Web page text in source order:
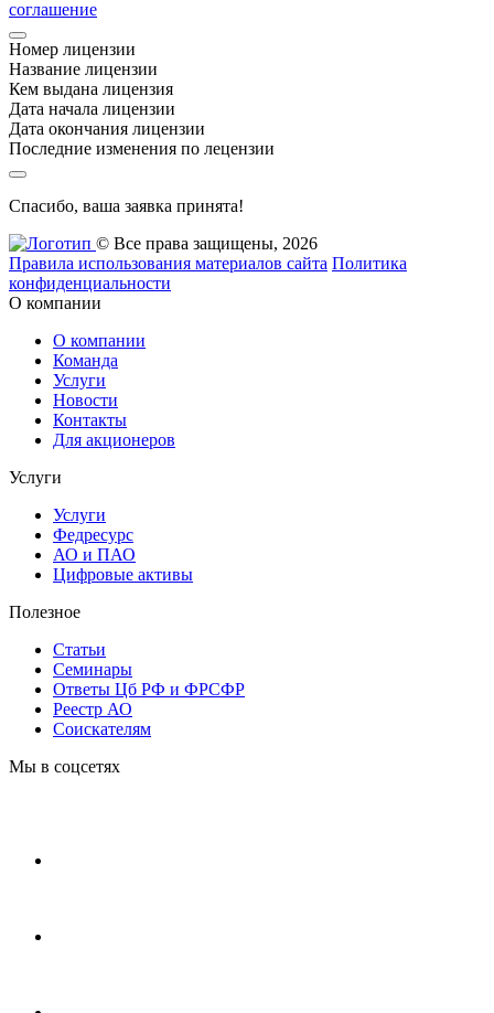
соглашение
Номер лицензии
Название лицензии
Кем выдана лицензия
Дата начала лицензии
Дата окончания лицензии
Последние изменения по лецензии
Спасибо, ваша заявка принята!
© Все права защищены, 2026
Правила использования материалов сайта Политика
конфиденциальности
О компании
О компании
Команда
Услуги
Новости
Контакты
Для акционеров
Услуги
Услуги
Федресурс
АО и ПАО
Цифровые активы
Полезное
Статьи
Cеминары
Ответы Цб РФ и ФРСФР
Реестр АО
Соискателям
Мы в соцсетях